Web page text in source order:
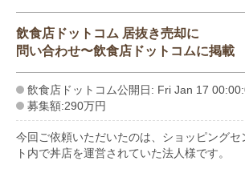
飲食店ドットコム 居抜き売却に
問い合わせ〜飲食店ドットコムに掲載
飲食店ドットコム公開日: Fri Jan 17
募集額:290万円
今回ご依頼いただいたのは、ショッピングセ
ト内で丼店を運営されていた法人様です。